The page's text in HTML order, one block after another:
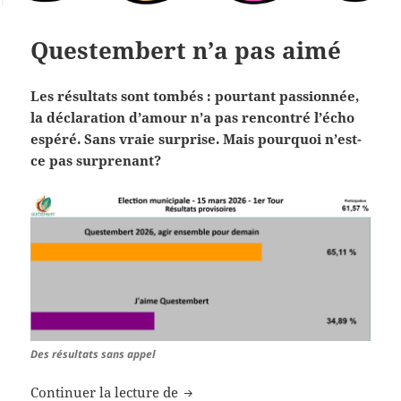
Questembert n’a pas aimé
Les résultats sont tombés : pourtant passionnée,
la déclaration d’amour n’a pas rencontré l’écho
espéré. Sans vraie surprise. Mais pourquoi n’est-
ce pas surprenant?
Des résultats sans appel
Continuer la lecture de Questembert n’a pas aimé